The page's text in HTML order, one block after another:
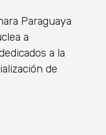
Paraguaya
a
a la
de